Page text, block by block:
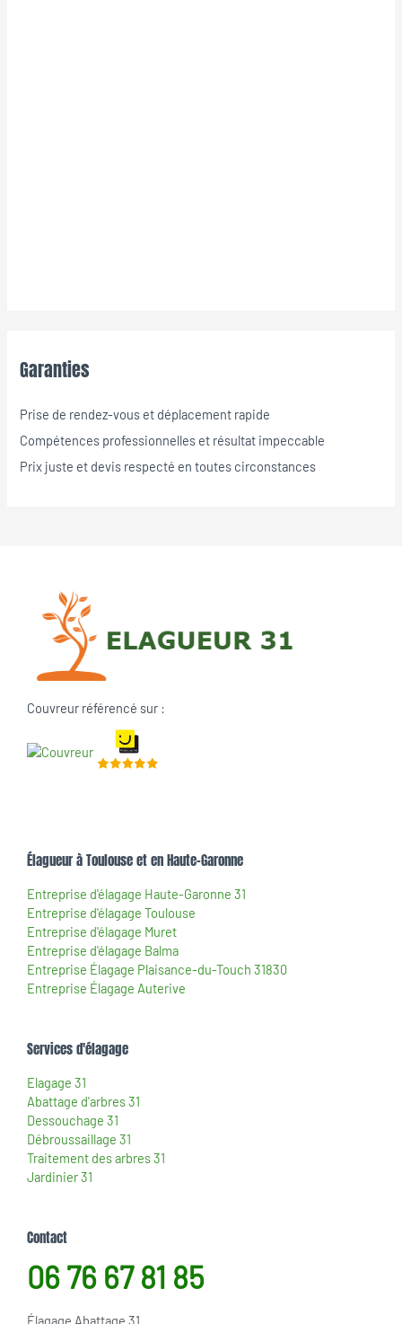
Garanties
Prise de rendez-vous et déplacement rapide
Compétences professionnelles et résultat impeccable
Prix juste et devis respecté en toutes circonstances
Couvreur référencé sur :
Élagueur à Toulouse et en Haute-Garonne
Entreprise d'élagage Haute-Garonne 31
Entreprise d'élagage Toulouse
Entreprise d'élagage Muret
Entreprise d'élagage Balma
Entreprise Élagage Plaisance-du-Touch 31830
Entreprise Élagage Auterive
Services d'élagage
Elagage 31
Abattage d'arbres 31
Dessouchage 31
Débroussaillage 31
Traitement des arbres 31
Jardinier 31
Contact
06 76 67 81 85
Élagage Abattage 31